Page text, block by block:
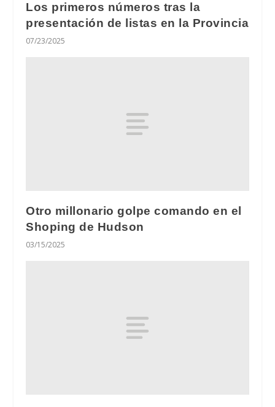
Los primeros números tras la
presentación de listas en la Provincia
07/23/2025
Otro millonario golpe comando en el
Shoping de Hudson
03/15/2025